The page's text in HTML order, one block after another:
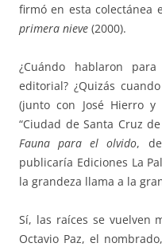
firmó en esta colectánea
primera nieve (2000).
¿Cuándo hablaron
editorial? ¿Quizás
(junto con José Hierro y
“Ciudad de Santa Cruz
Fauna para el olvido,
publicaría Ediciones La
la grandeza llama a la
Sí, las raíces se vuelven
Octavio Paz, el